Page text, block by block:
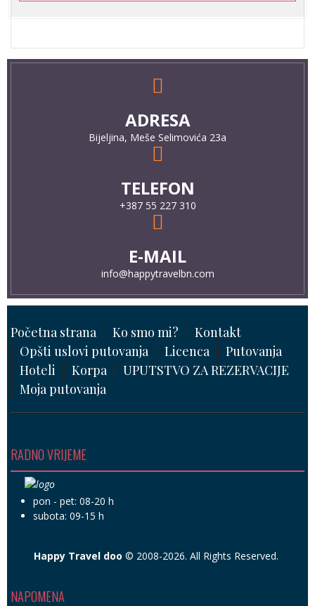
ADRESA
Bijeljina, Meše Selimovića 23a
TELEFON
+387 55 227 310
E-MAIL
info@happytravelbn.com
Početna strana Ko smo mi?
Kontakt
Opšti uslovi putovanja
Licenca
Putovanja
Hoteli
Korpa
UPUTSTVO ZA REZERVACIJE
Moja putovanja
RADNO VRIJEME
pon - pet: 08-20 h
subota: 09-15 h
Happy Travel doo © 2008-2026. All Rights Reserved.
NAPOMENA